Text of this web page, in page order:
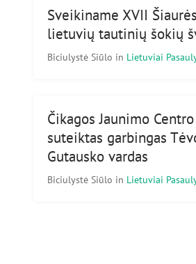
Sveikiname XVII
lietuvių tautinių šokių
Biciulystė Siūlo in Lietuviai
Čikagos Jaunimo
suteiktas garbingas
Gutausko vardas
Biciulystė Siūlo in Lietuviai